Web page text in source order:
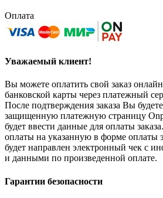
Оплата
Уважаемый клиент!
Вы можете оплатить свой заказ
банковской карты через платежный
После подтверждения заказа Вы
защищенную платежную страницу
будет ввести данные для оплаты
оплаты на указанную в форме оплаты
будет направлен электронный чек с
и данными по произведенной оплате.
Гарантии безопасности